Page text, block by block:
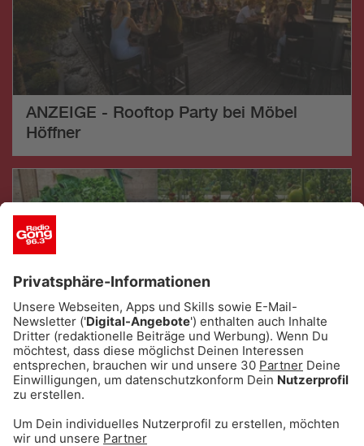
ANZEIGE - Rooftop Party bei Möbel
Höffner
ANZEIGE – Das Kartoffelkombinat –
Gutes Gemüse und gutes Wirtschaften